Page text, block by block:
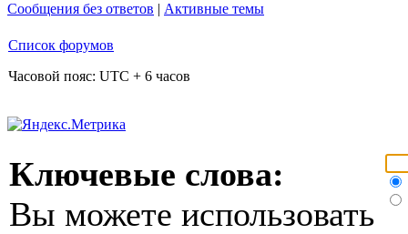
Сообщения без ответов | Активные темы
Список форумов
Часовой пояс: UTC + 6 часов
Ключевые слова:
Вы можете использовать